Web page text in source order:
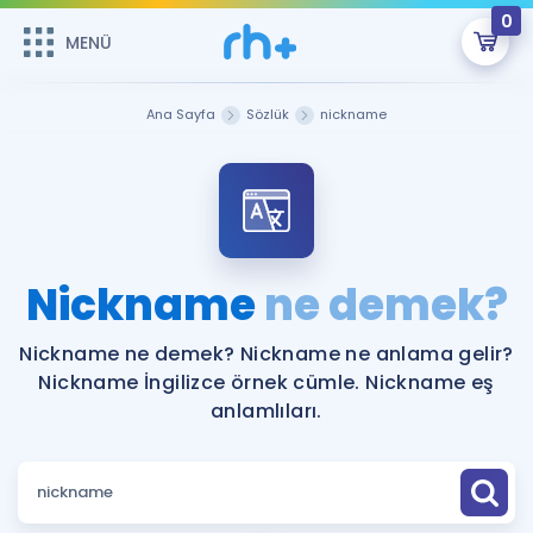
MENÜ
0
ÜYE DEĞİLİM
Sepetin Şu An Boş.
Remzi Hoca ile seni sınava hazırlayacak onlarca eğitim seni
bekliyor!
MENÜ
Faydalı Araçlar
Sözlük
Hakkımızda
Ana Sayfa Sözlük nickname
Nicknamene demek?
Nickname ne demek? Nickname ne anlama gelir?
Nickname İngilizce örnek cümle. Nickname eş
anlamlıları.